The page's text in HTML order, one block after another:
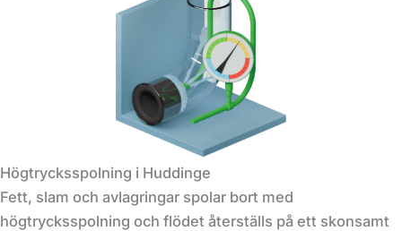
Högtrycksspolning i Huddinge
Fett, slam och avlagringar spolar bort med
högtrycksspolning och flödet återställs på ett skonsamt